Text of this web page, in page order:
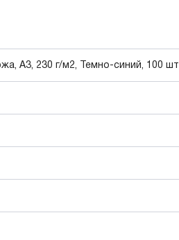
A3, 230 г/м2, Темно-синий, 100 шт